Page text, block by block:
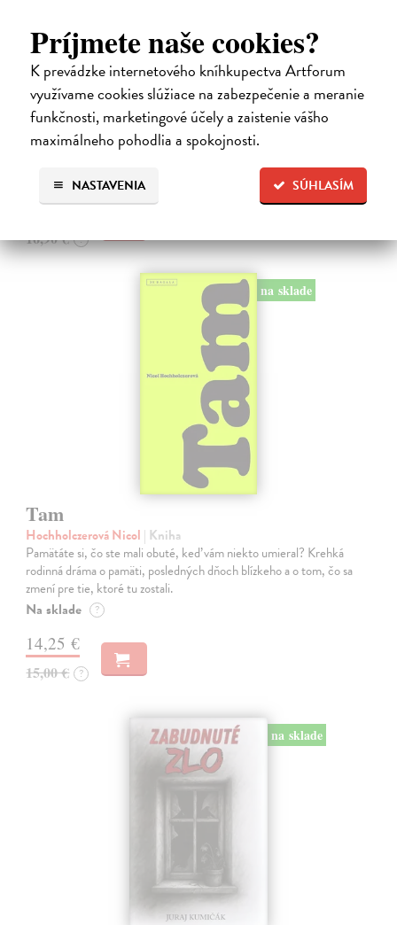
Príjmete naše cookies?
K prevádzke internetového kníhkupectva Artforum
využívame cookies slúžiace na zabezpečenie a meranie
funkčnosti, marketingové účely a zaistenie vášho
maximálneho pohodlia a spokojnosti.
SÚHLASÍM
NASTAVENIA
Kolotočárka
Wernerová Jana| Kniha
Tam, kde sa radosť zo slobodného pohybu a dobrodružstva prelína s
pocitom vyčlenenia. Tam, kde rastie starý gaštan a okolo neho sa krúti
život dievčatka, ktoré od svojej starej mamy dostalo meno Zelinka.…
Na sklade
15,21 €
16,90 € ?
na sklade
Tam
Hochholczerová Nicol | Kniha
Pamätáte si, čo ste mali obuté, keď vám niekto umieral? Krehká
rodinná dráma o pamäti, posledných dňoch blízkeho a o tom, čo sa
zmení pre tie, ktoré tu zostali.
Na sklade ?
14,25 €
15,00 € ?
na sklade